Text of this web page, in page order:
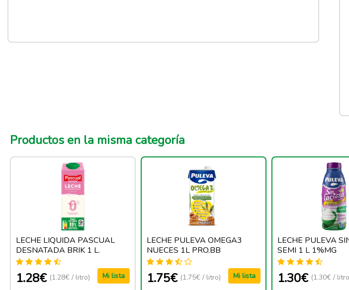
Productos en la misma categoría
LECHE LIQUIDA PASCUAL
DESNATADA BRIK 1 L.
1.28€ (1.28€ / litro) Mi lista
LECHE PULEVA OMEGA3
NUECES 1L PRO.BB
1.75€ (1.75€ / litro) Mi lista
LECHE PULEVA
SEMI 1 L 1%MG
1.30€ (1.30€ /